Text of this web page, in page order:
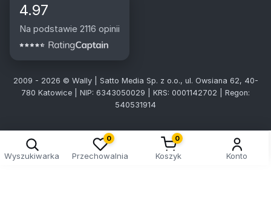
4.97
Na podstawie 2116 opinii
2009 - 2026 © Wally | Satto Media Sp. z o.o., ul. Owsiana 62, 40-
780 Katowice | NIP: 6343050029 | KRS: 0001142702 | Regon:
540531914
Wyszukiwarka
0
Przechowalnia
0
Koszyk Konto